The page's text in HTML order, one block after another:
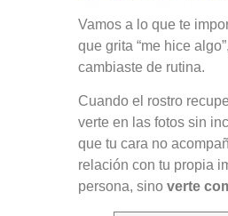
Vamos a lo que te
que grita “me hice
cambiaste de rutina.
Cuando el rostro
verte en las fotos sin
que tu cara no
relación con tu propia
persona, sino verte